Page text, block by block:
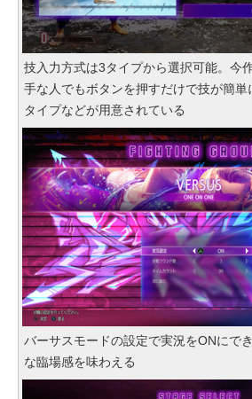
技入力方式は3タイプから選択可能。今
手な人でもボタンを押すだけで技が簡単
タイプなどが用意されている
バーサスモードの設定で実況をONにで
な臨場感を味わえる